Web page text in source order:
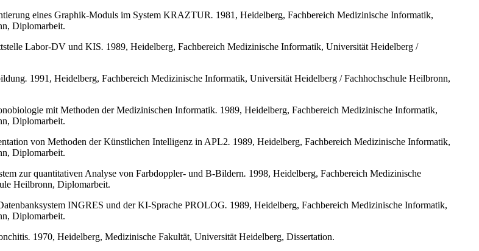
eines Graphik-Moduls im System KRAZTUR. 1981, Heidelberg, Fachbereich Medizinische Informatik,
Diplomarbeit.
Labor-DV und KIS. 1989, Heidelberg, Fachbereich Medizinische Informatik, Universität Heidelberg /
. 1991, Heidelberg, Fachbereich Medizinische Informatik, Universität Heidelberg / Fachhochschule Heilbronn,
mit Methoden der Medizinischen Informatik. 1989, Heidelberg, Fachbereich Medizinische Informatik,
Diplomarbeit.
von Methoden der Künstlichen Intelligenz in APL2. 1989, Heidelberg, Fachbereich Medizinische Informatik,
Diplomarbeit.
zur quantitativen Analyse von Farbdoppler- und B-Bildern. 1998, Heidelberg, Fachbereich Medizinische
Heilbronn, Diplomarbeit.
INGRES und der KI-Sprache PROLOG. 1989, Heidelberg, Fachbereich Medizinische Informatik,
Diplomarbeit.
. 1970, Heidelberg, Medizinische Fakultät, Universität Heidelberg, Dissertation.